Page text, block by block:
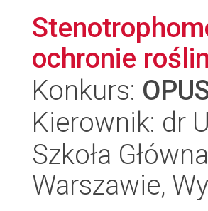
ochronie
Konkurs:
Kierownik: dr
Szkoła
Warszawie,